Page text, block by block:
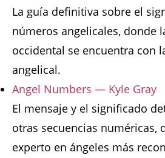
La guía definitiva sobre el
números angelicales, donde
occidental se encuentra con
angelical.
Angel Numbers — Kyle Gray
El mensaje y el significado
otras secuencias numéricas,
experto en ángeles más